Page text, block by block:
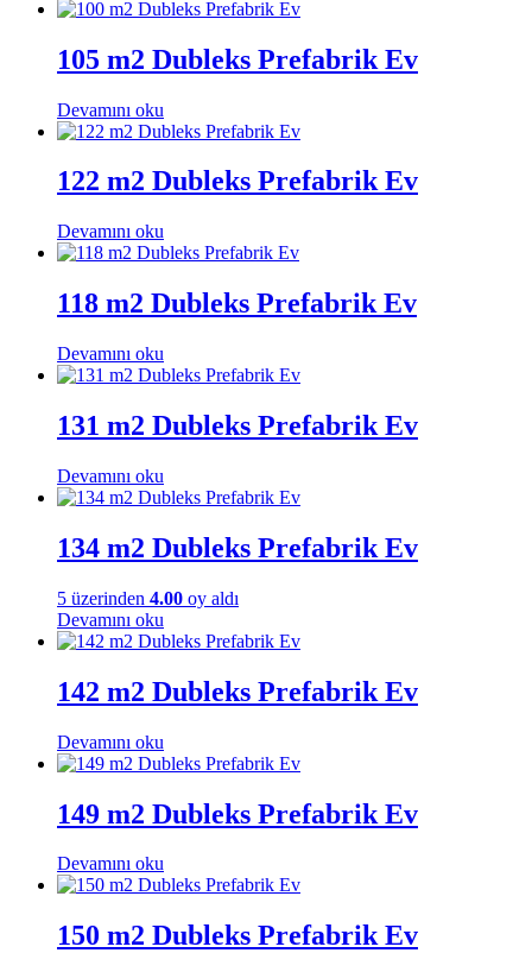
105 m2 Dubleks Prefabrik Ev
Devamını oku
122 m2 Dubleks Prefabrik Ev
Devamını oku
118 m2 Dubleks Prefabrik Ev
Devamını oku
131 m2 Dubleks Prefabrik Ev
Devamını oku
134 m2 Dubleks Prefabrik Ev
5 üzerinden 4.00 oy aldı
Devamını oku
142 m2 Dubleks Prefabrik Ev
Devamını oku
149 m2 Dubleks Prefabrik Ev
Devamını oku
150 m2 Dubleks Prefabrik Ev